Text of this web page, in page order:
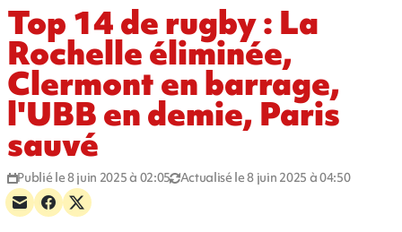
Top 14 de rugby : La
Rochelle éliminée,
Clermont en barrage,
l'UBB en demie, Paris
sauvé
Publié le 8 juin 2025 à 02:05 Actualisé le 8 juin 2025 à 04:50